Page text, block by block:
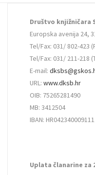
Društvo knjižničara
Europska avenija 24,
Tel/Fax: 031/ 802-423
Tel/Fax: 031/ 211-218
E-mail:
URL: www.dksb.hr
OIB: 75265281490
MB: 3412504
IBAN:
Uplata članarine za